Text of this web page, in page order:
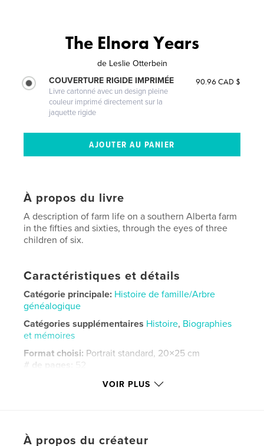
The Elnora Years
de Leslie Otterbein
COUVERTURE RIGIDE IMPRIMÉE
Livre cartonné avec un design pleine
couleur imprimé directement sur la
jaquette rigide
90.96 CAD $
À propos du livre
A description of farm life on a southern Alberta farm
in the fifties and sixties, through the eyes of three
children of six.
Caractéristiques et détails
Catégorie principale: Histoire de famille/Arbre
généalogique
Catégories supplémentaires Histoire, Biographies
et mémoires
Format choisi: Portrait standard, 20×25 cm
# de pages: 52
VOIR PLUS
À propos du créateur